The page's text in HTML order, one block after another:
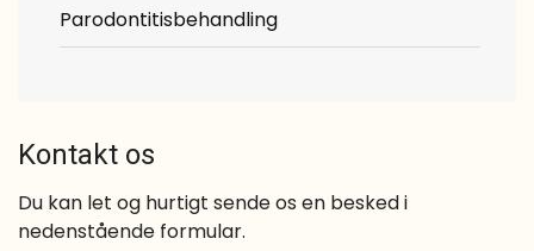
Parodontitisbehandling
Kontakt os
Du kan let og hurtigt sende os en besked i
nedenstående formular.